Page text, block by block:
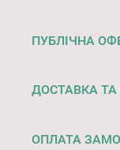
ПУБЛІЧНА
ДОСТАВКА
ОПЛАТА